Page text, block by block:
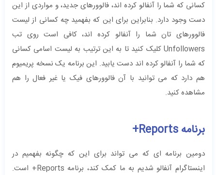
کسانی که شما را آنفالو کرده اند، فالوورهای جدید، و مواردی از این
دست وجود دارد. بنابراین برای این که بفهمید چه کسانی از لیست
فالوورهای تان شما را آنفالو کرده اند، کافی است روی تب
Unfollowers کلیک کنید تا به این ترتیب به لیست اسامی کسانی
که شما را آنفالو کرده اند دست یابید. این برنامه یک نسخه پریمیوم
هم دارد که می توانید با آن فالوورهای فیک یا غیر فعال را هم
مشاهده کنید.
برنامه Reports+
دومین برنامه ای که می تواند برای این که چگونه بفهمیم در
اینستاگرام آنفالو شدیم به ما کمک کند، برنامه Reports+ است.